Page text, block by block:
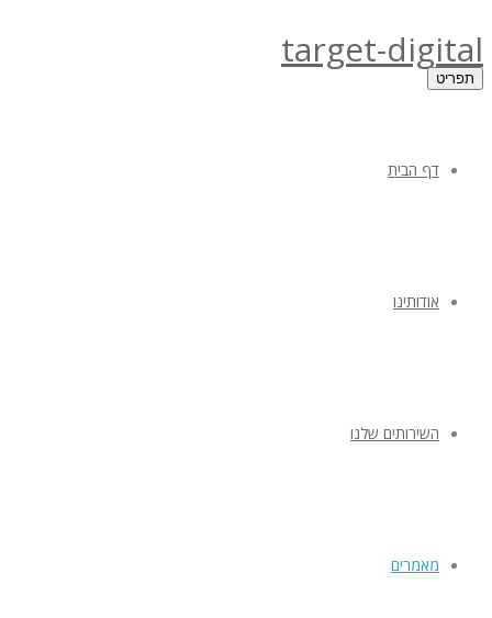
target-digital
תפריט
דף הבית
אודותינו
השירותים שלנו
מאמרים